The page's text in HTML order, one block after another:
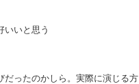
いいと思う
だったのかしら。実際に演じる方